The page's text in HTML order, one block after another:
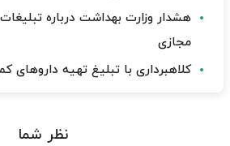
هشدار وزارت بهداشت درباره
مجازی
کلاهبرداری با تبلیغ تهیه داروهای
نظر شما